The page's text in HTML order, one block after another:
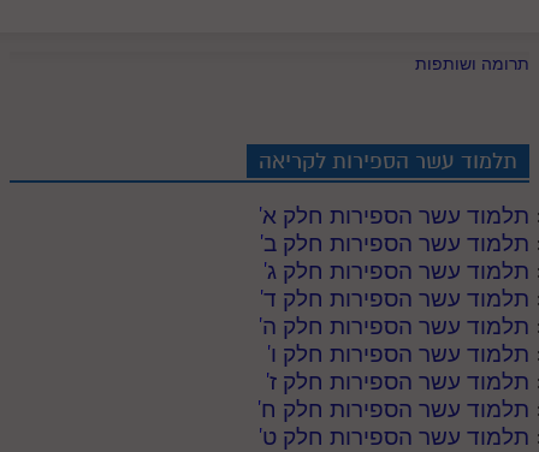
תרומה ושותפות
תלמוד עשר הספירות לקריאה
תלמוד עשר הספירות חלק א'
תלמוד עשר הספירות חלק ב'
תלמוד עשר הספירות חלק ג'
תלמוד עשר הספירות חלק ד'
תלמוד עשר הספירות חלק ה'
תלמוד עשר הספירות חלק ו'
תלמוד עשר הספירות חלק ז'
תלמוד עשר הספירות חלק ח'
תלמוד עשר הספירות חלק ט'